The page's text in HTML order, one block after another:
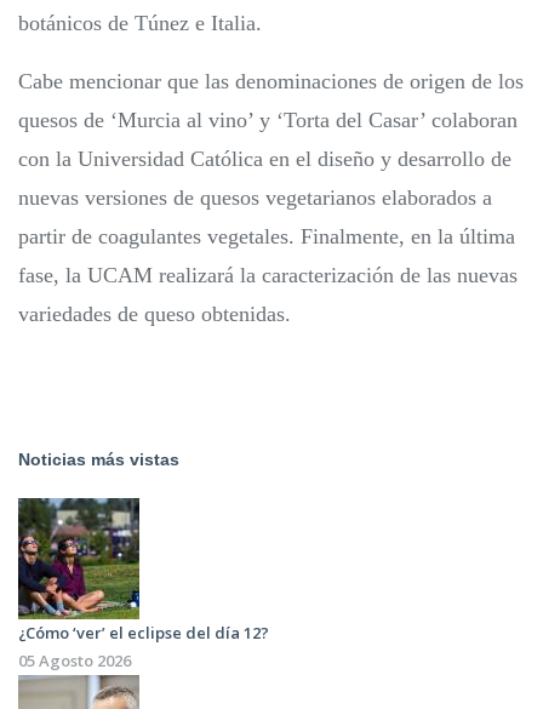
botánicos de Túnez e Italia.
Cabe mencionar que las denominaciones de origen de los
quesos de ‘Murcia al vino’ y ‘Torta del Casar’ colaboran
con la Universidad Católica en el diseño y desarrollo de
nuevas versiones de quesos vegetarianos elaborados a
partir de coagulantes vegetales. Finalmente, en la última
fase, la UCAM realizará la caracterización de las nuevas
variedades de queso obtenidas.
Noticias más vistas
¿Cómo ‘ver’ el eclipse del día 12?
05 Agosto 2026